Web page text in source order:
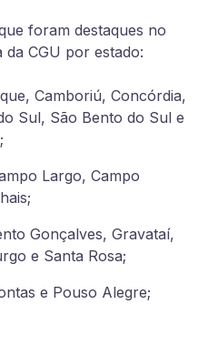
foram destaques no
CGU por estado:
Camboriú, Concórdia,
Sul, São Bento do Sul e
Largo, Campo
Gonçalves, Gravataí,
e Santa Rosa;
e Pouso Alegre;